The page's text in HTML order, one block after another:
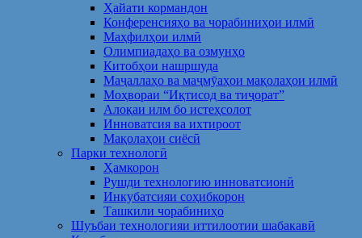
Ҳайати кормандон
Конференсияҳо ва чорабиниҳои илмӣ
Маҳфилҳои илмӣ
Олимпиадаҳо ва озмунҳо
Китобҳои нашршуда
Маҷаллаҳо ва маҷмӯаҳои мақолаҳои илмӣ
Моҳвораи “Иқтисод ва тиҷорат”
Алоқаи илм бо истеҳсолот
Инноватсия ва ихтироот
Мақолаҳои сиёсӣ
Парки технологӣ
Ҳамкорон
Рушди технологию инноватсионӣ
Инкубатсияи соҳибкорон
Ташкили чорабиниҳо
Шуъбаи технологияи иттилоотии шабакавӣ